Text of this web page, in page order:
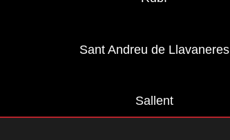
Sant Andreu de Llavaneres
Sallent